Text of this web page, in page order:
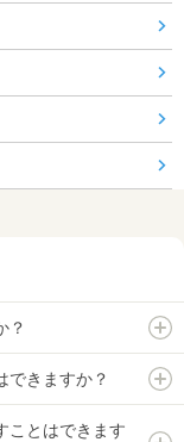
？
できますか？
ことはできます